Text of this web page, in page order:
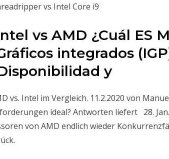
vs Intel Core i9
vs AMD ¿Cuál ES
integrados
y
vs. Intel im Vergleich. 11.2.2020 von
ideal? Antworten liefert 28.
von AMD endlich wieder